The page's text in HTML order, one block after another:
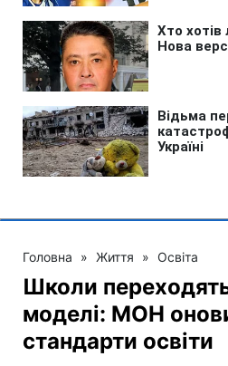
Головна » Життя » Освіта
Школи
моделі: МОН
стандарти освіти